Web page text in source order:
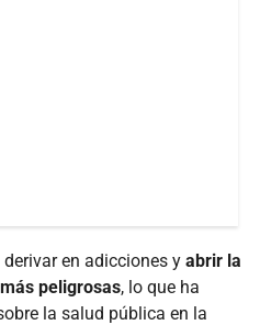
en adicciones y abrir la
peligrosas, lo que ha
la salud pública en la